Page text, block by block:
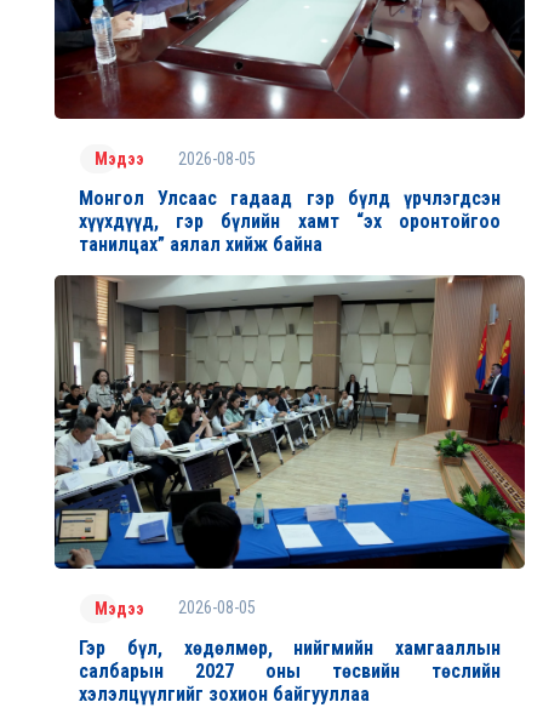
Мэдээ 2026-08-05
Монгол Улсаас гадаад гэр бүлд үрчлэгдсэн
хүүхдүүд, гэр бүлийн хамт “эх оронтойгоо
танилцах” аялал хийж байна
Мэдээ 2026-08-05
Гэр бүл, хөдөлмөр, нийгмийн хамгааллын
салбарын 2027 оны төсвийн төслийн
хэлэлцүүлгийг зохион байгууллаа